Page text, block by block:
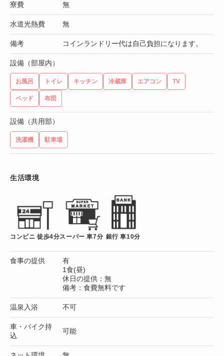
寮費 無
水道光熱費 無
備考 コインランドリー代は自己負担になります。
設備（部屋内）
お風呂 トイレ キッチン 冷蔵庫 エアコン TV
ベッド 布団
設備（共用部）
洗濯機 駐車場
生活環境
コンビニ 徒歩4分スーパー 車7分 銀行 車10分
食事の提供
有
1食(昼)
休日の提供：無
備考：食費無料です
温泉入浴 不可
車・バイク持
込
可能